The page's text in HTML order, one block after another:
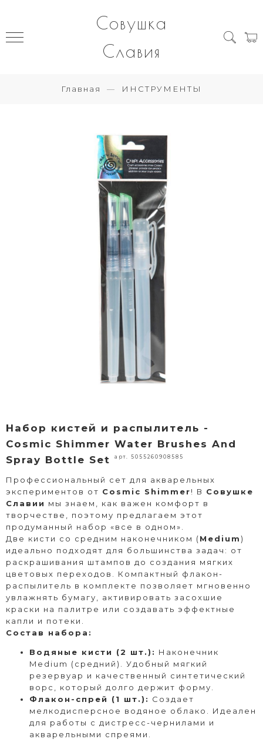
Совушка
Славия
Главная ИНСТРУМЕНТЫ
Набор кистей и распылитель -
Cosmic Shimmer Water Brushes And
Spray Bottle Set
арт. 5055260908585
Профессиональный сет для акварельных
экспериментов от Cosmic Shimmer! В Совушке
Славии мы знаем, как важен комфорт в
творчестве, поэтому предлагаем этот
продуманный набор «все в одном».
Две кисти со средним наконечником (Medium)
идеально подходят для большинства задач: от
раскрашивания штампов до создания мягких
цветовых переходов. Компактный флакон-
распылитель в комплекте позволяет мгновенно
увлажнять бумагу, активировать засохшие
краски на палитре или создавать эффектные
капли и потеки.
Состав набора:
Водяные кисти (2 шт.): Наконечник
Medium (средний). Удобный мягкий
резервуар и качественный синтетический
ворс, который долго держит форму.
Флакон-спрей (1 шт.): Создает
мелкодисперсное водяное облако. Идеален
для работы с дистресс-чернилами и
акварельными спреями.